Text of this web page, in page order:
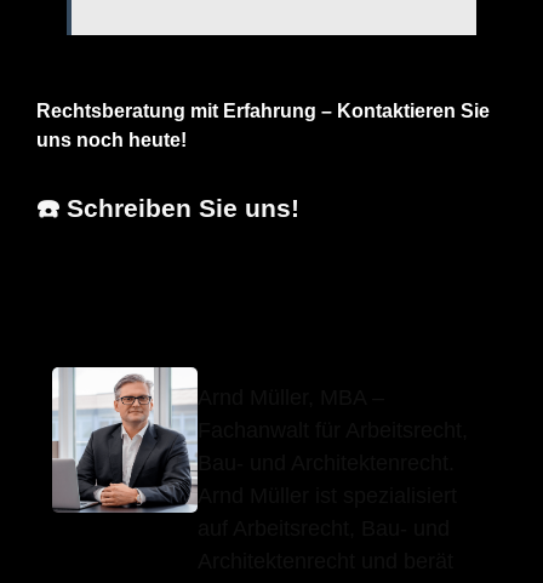
Rechtsberatung mit Erfahrung – Kontaktieren Sie
uns noch heute!
☎️ Schreiben Sie uns!